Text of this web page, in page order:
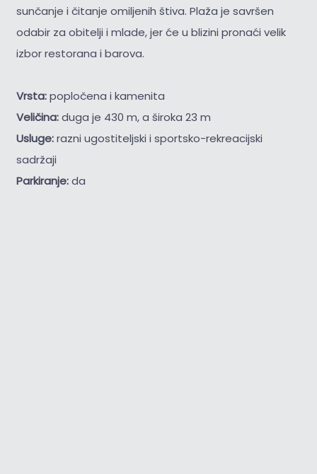
sunčanje i čitanje omiljenih štiva. Plaža je savršen
odabir za obitelji i mlade, jer će u blizini pronaći velik
izbor restorana i barova.
Vrsta:popločena i kamenita
Veličina:duga je 430 m, a široka 23 m
Usluge:razni ugostiteljski i sportsko-rekreacijski
sadržaji
Parkiranje:da